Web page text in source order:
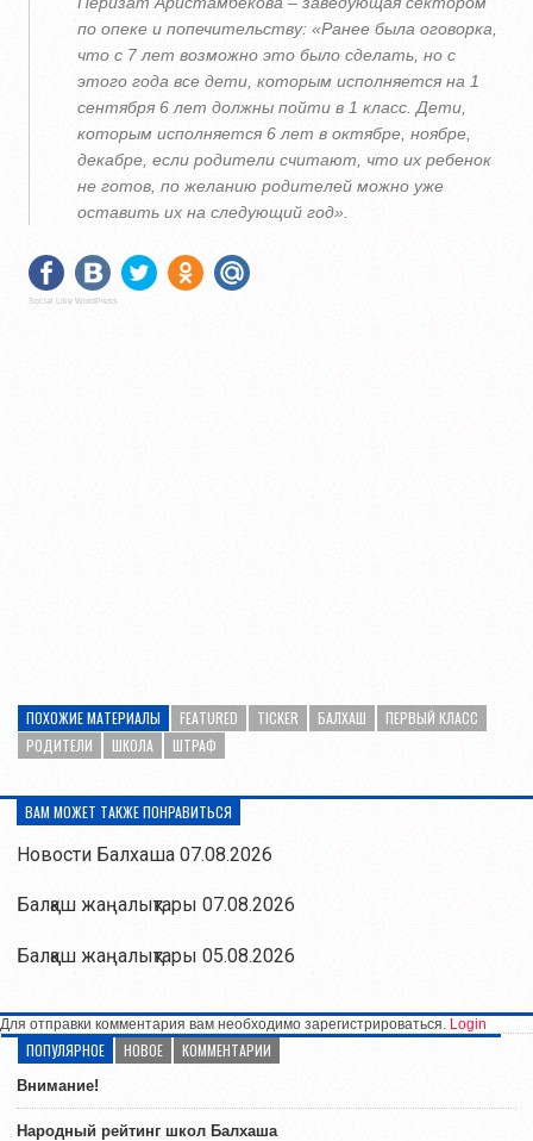
по опеке и попечительству: «Ранее была оговорка,
что с 7 лет возможно это было сделать, но с
этого года все дети, которым исполняется на 1
сентября 6 лет должны пойти в 1 класс. Дети,
которым исполняется 6 лет в октябре, ноябре,
декабре, если родители считают, что их ребенок
не готов, по желанию родителей можно уже
оставить их на следующий год».
Social Like WordPress
ПОХОЖИЕ МАТЕРИАЛЫ FEATURED TICKER БАЛХАШ
ПЕРВЫЙ КЛАСС
РОДИТЕЛИ
ШКОЛА ШТРАФ
ВАМ МОЖЕТ ТАКЖЕ ПОНРАВИТЬСЯ
Новости Балхаша 07.08.2026
Балқаш жаңалықтары 07.08.2026
Балқаш жаңалықтары 05.08.2026
Для отправки комментария вам необходимо зарегистрироваться. Login
ПОПУЛЯРНОЕ НОВОЕ КОММЕНТАРИИ
Внимание!
Народный рейтинг школ Балхаша